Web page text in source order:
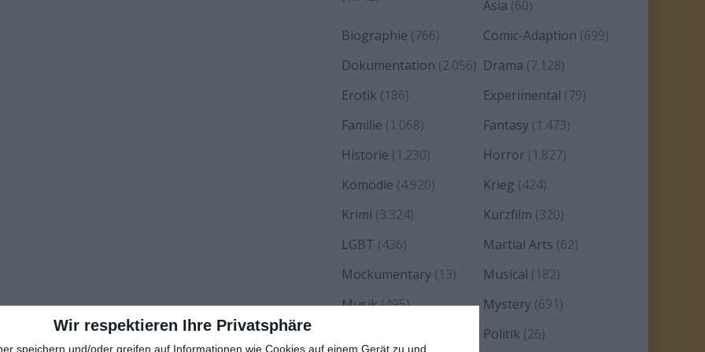
Wir respektieren Ihre Privatsphäre
speichern und/oder greifen auf Informationen wie Cookies auf einem Gerät zu und
Asia (60)
Biographie (766) Comic-Adaption (699)
Dokumentation (2.056) Drama (7.128)
Erotik (186) Experimental (79)
Familie (1.068) Fantasy (1.473)
Historie (1.230) Horror (1.827)
Komödie (4.920) Krieg (424)
Krimi (3.324) Kurzfilm (320)
LGBT (436) Martial Arts (62)
Mockumentary (13) Musical (182)
Musik(495) Mystery (691)
Politik (26)